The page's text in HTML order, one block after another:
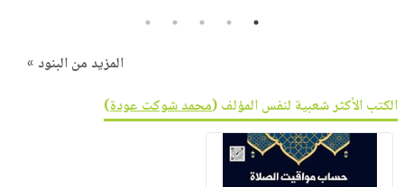
1
2
3
4
5
المزيد من البنود »
الكتب الأكثر شعبية لنفس المؤلف (محمد شوكت عودة)